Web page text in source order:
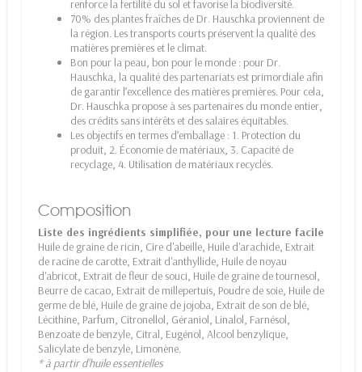
renforce la fertilité du sol et favorise la biodiversité.
70% des plantes fraîches de Dr. Hauschka proviennent de
la région. Les transports courts préservent la qualité des
matières premières et le climat.
Bon pour la peau, bon pour le monde : pour Dr.
Hauschka, la qualité des partenariats est primordiale afin
de garantir l’excellence des matières premières. Pour cela,
Dr. Hauschka propose à ses partenaires du monde entier,
des crédits sans intérêts et des salaires équitables.
Les objectifs en termes d’emballage : 1. Protection du
produit, 2. Économie de matériaux, 3. Capacité de
recyclage, 4. Utilisation de matériaux recyclés.
Composition
Liste des ingrédients simplifiée, pour une lecture facile
Huile de graine de ricin, Cire d'abeille, Huile d'arachide, Extrait
de racine de carotte, Extrait d'anthyllide, Huile de noyau
d'abricot, Extrait de fleur de souci, Huile de graine de tournesol,
Beurre de cacao, Extrait de millepertuis, Poudre de soie, Huile de
germe de blé, Huile de graine de jojoba, Extrait de son de blé,
Lécithine, Parfum, Citronellol, Géraniol, Linalol, Farnésol,
Benzoate de benzyle, Citral, Eugénol, Alcool benzylique,
Salicylate de benzyle, Limonène.
* à partir d'huile essentielles